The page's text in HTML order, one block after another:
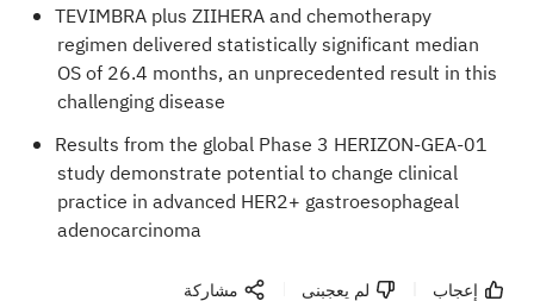
TEVIMBRA plus ZIIHERA and chemotherapy
regimen delivered statistically significant median
OS of 26.4 months, an unprecedented result in this
challenging disease
Results from the global Phase 3 HERIZON-GEA-01
study demonstrate potential to change clinical
practice in advanced HER2+ gastroesophageal
adenocarcinoma
إعجاب لم يعجبنى مشاركة